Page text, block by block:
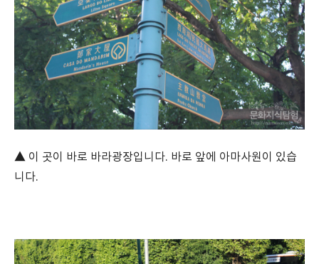
▲ 이 곳이 바로 바라광장입니다. 바로 앞에 아마사원이 있습
니다.